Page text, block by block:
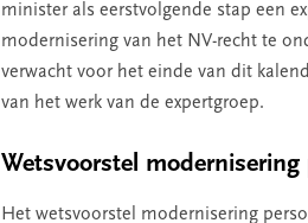
minister als eerstvolgende stap een
modernisering van het NV-recht te
verwacht voor het einde van dit
van het werk van de expertgroep.
Wetsvoorstel
Het wetsvoorstel modernisering